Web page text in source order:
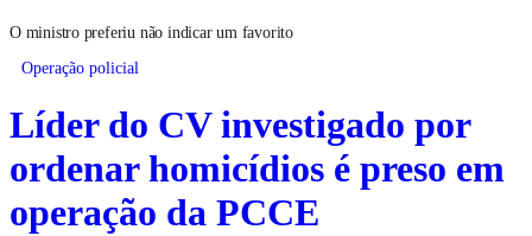
O ministro preferiu não indicar um favorito
Operação policial
Líder do CV investigado por
ordenar homicídios é preso em
operação da PCCE